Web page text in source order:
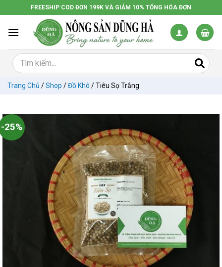
đến
dung
FREESHIP COD ĐƠN 199K VÀ GIẢM 10% TỔNG HÓA ĐƠN
Trang Chủ /Shop /Đồ Khô /Tiêu Sọ Trắng
-25%